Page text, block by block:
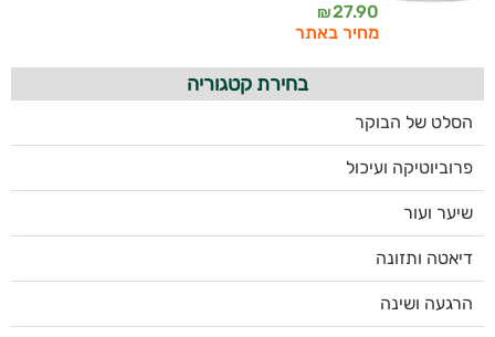
27.90
₪
מחיר באתר
בחירת קטגוריה
הסלט של הבוקר
פרוביוטיקה ועיכול
שיער ועור
דיאטה ותזונה
הרגעה ושינה